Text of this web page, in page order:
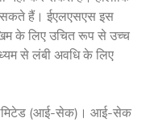
सकते हैं। ईएलएसएस इस
के लिए उचित रूप से उच्च
से लंबी अवधि के लिए
(आई-सेक)। आई-सेक